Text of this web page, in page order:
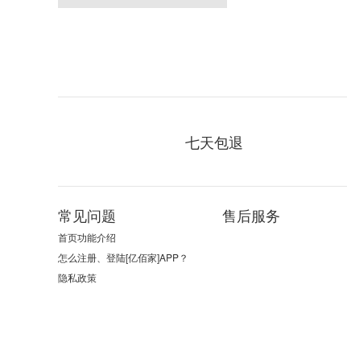
七天包退
常见问题
首页功能介绍
怎么注册、登陆[亿佰家]APP？
隐私政策
售后服务